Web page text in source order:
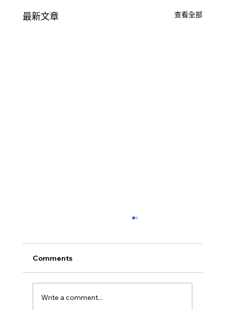
最新文章 查看全部
Kickstarter 2025 年度回顧
Comments
Write a comment...